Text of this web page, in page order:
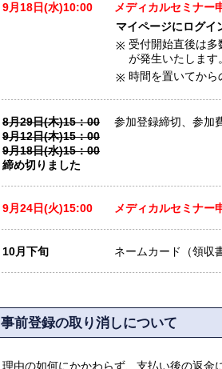
9月18日(水)10:00
メディカルセミナー
マイページにログイ
※ 受付開始直後は多
が発生いたします。
※ 時間を置いてから
8月29日(木)15：00
9月12日(木)15：00
9月18日(水)15：00
締め切りました
参加登録締切、参加
9月24日(火)15:00 メディカルセミナー
10月下旬 ネームカード（領収
事前登録の取り消しについて
理由の如何にかかわらず、支払い後の返金